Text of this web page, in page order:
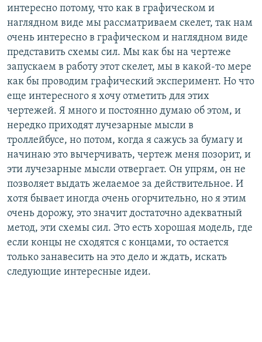
интересно потому, что как в графическом и
наглядном виде мы рассматриваем скелет, так нам
очень интересно в графическом и наглядном виде
представить схемы сил. Мы как бы на чертеже
запускаем в работу этот скелет, мы в какой-то мере
как бы проводим графический эксперимент. Но что
еще интересного я хочу отметить для этих
чертежей. Я много и постоянно думаю об этом, и
нередко приходят лучезарные мысли в
троллейбусе, но потом, когда я сажусь за бумагу и
начинаю это вычерчивать, чертеж меня позорит, и
эти лучезарные мысли отвергает. Он упрям, он не
позволяет выдать желаемое за действительное. И
хотя бывает иногда очень огорчительно, но я этим
очень дорожу, это значит достаточно адекватный
метод, эти схемы сил. Это есть хорошая модель, где
если концы не сходятся с концами, то остается
только занавесить на это дело и ждать, искать
следующие интересные идеи.